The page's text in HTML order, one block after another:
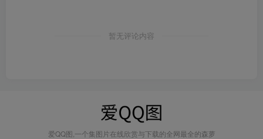
暂无评论内容
爱QQ图,一个集图片在线欣赏与下载的全网最全的森萝